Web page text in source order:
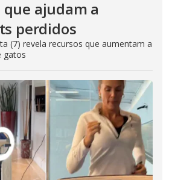
ajudam a
perdidos
(7) revela recursos que aumentam a
gatos